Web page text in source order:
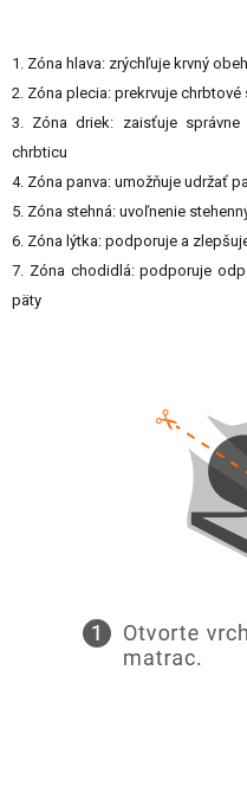
1. Zóna hlava: zrýchľuje krvný
2. Zóna plecia: prekrvuje chrbtové
3. Zóna driek: zaisťuje
chrbticu
4. Zóna panva: umožňuje udržať
5. Zóna stehná: uvoľnenie
6. Zóna lýtka: podporuje a
7. Zóna chodidlá: podporuje
päty